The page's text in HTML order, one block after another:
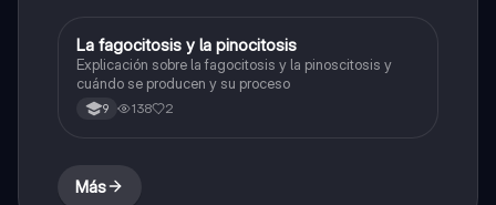
Biologia
La fagocitosis y la pinocitosis
Explicación sobre la fagocitosis y la pinoscitosis y
cuándo se producen y su proceso
9 138 2
Más